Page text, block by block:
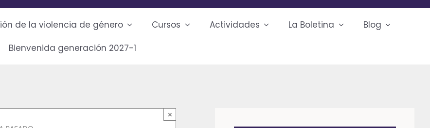
de la violencia de género Cursos Actividades La Boletina
Blog
Bienvenida generación 2027-1
×